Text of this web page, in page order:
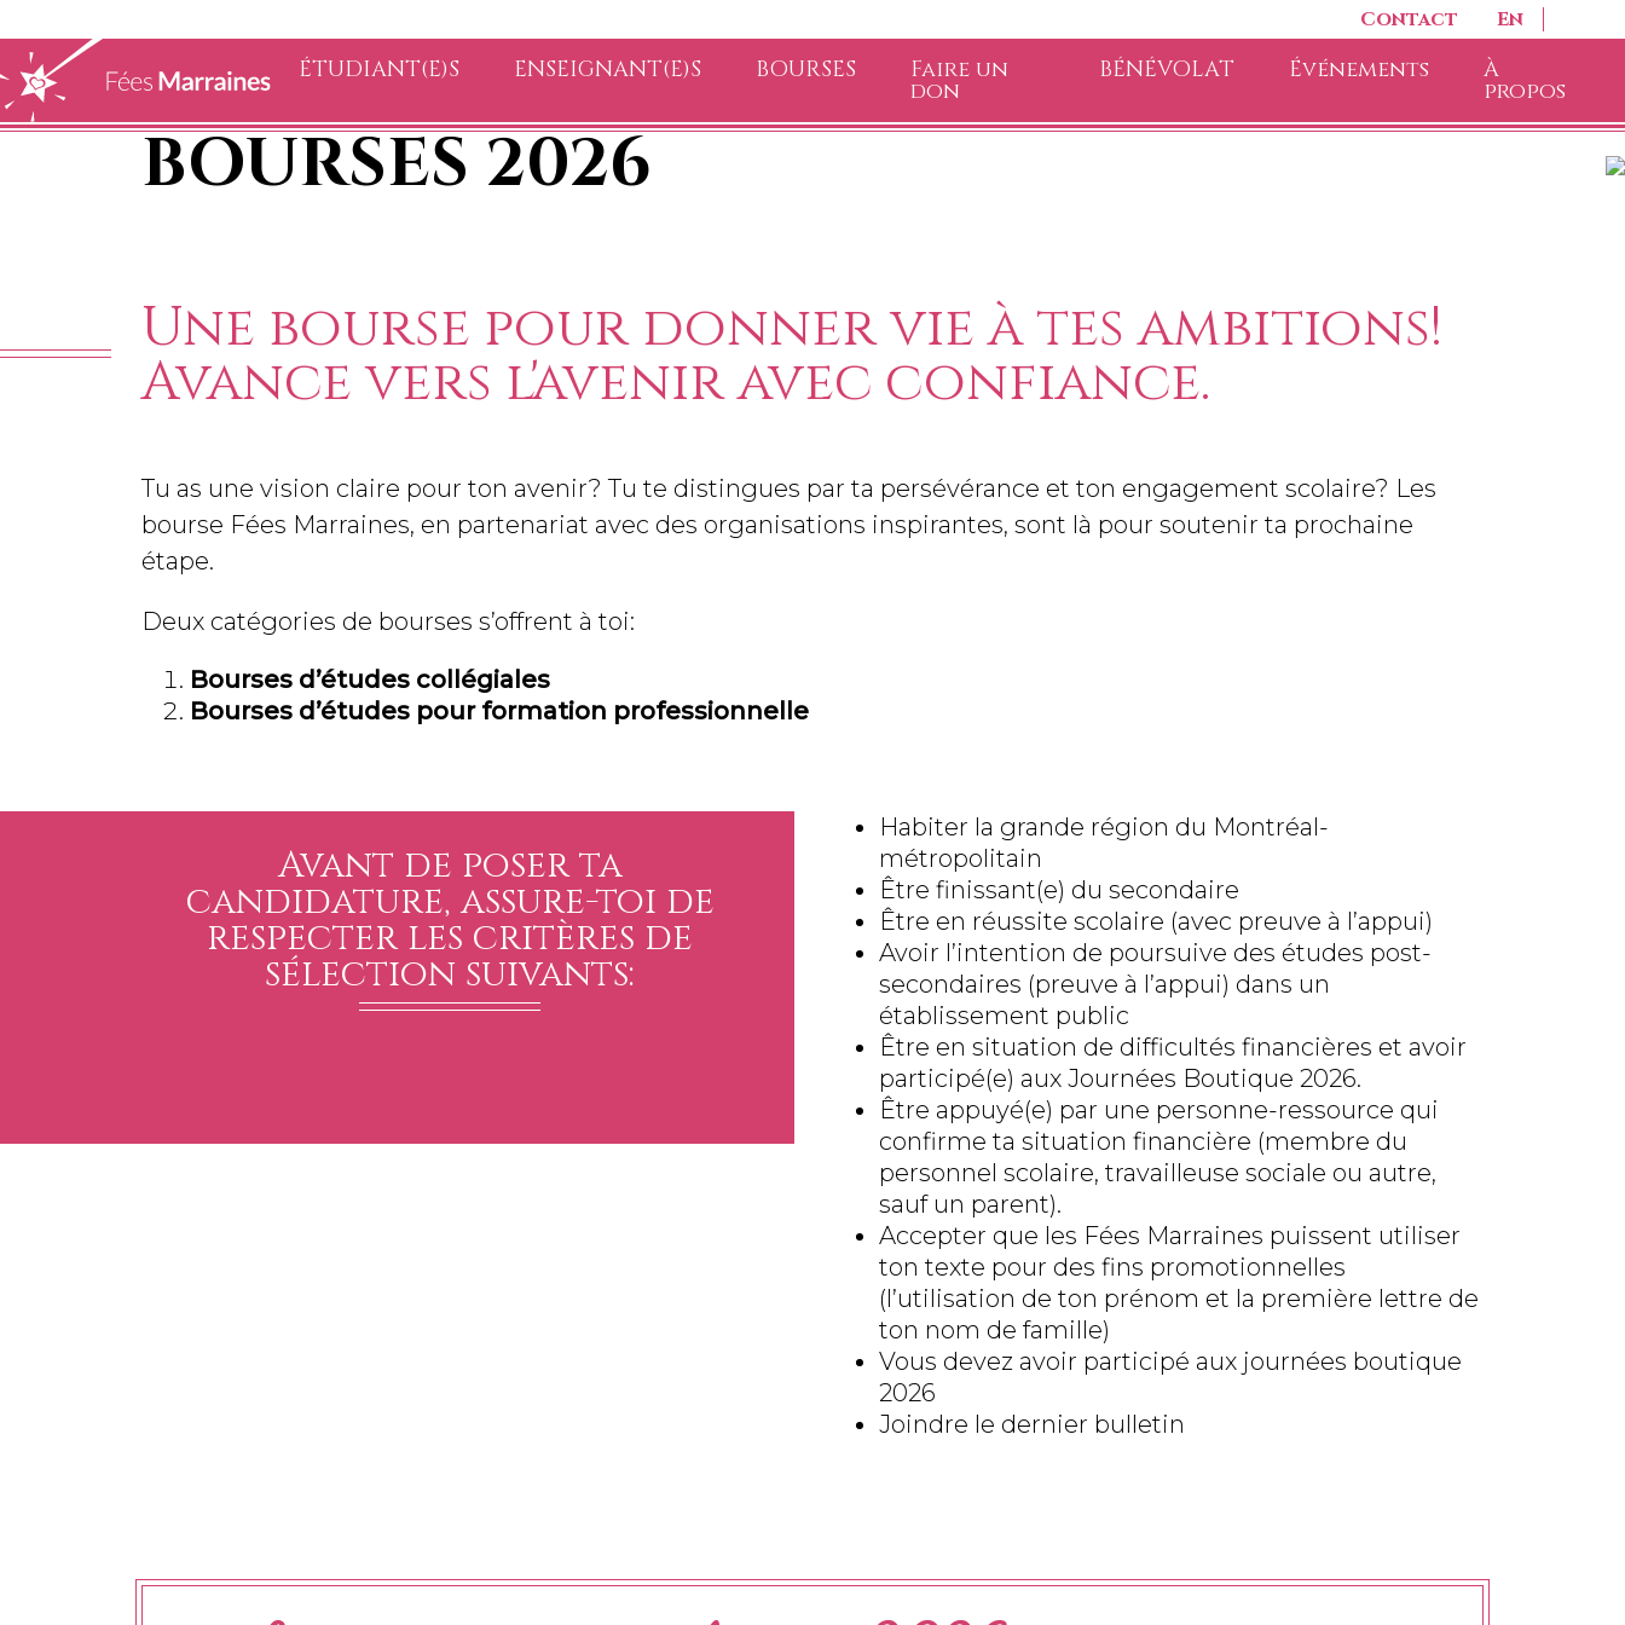
Contact En
ÉTUDIANT(E)S ENSEIGNANT(E)S BOURSES Faire un
don
BÉNÉVOLAT Événements À
propos
BOURSES 2026
Une bourse pour donner vie à tes ambitions!
Avance vers l'avenir avec confiance.
Tu as une vision claire pour ton avenir? Tu te distingues par ta persévérance et ton engagement scolaire? Les
bourse Fées Marraines, en partenariat avec des organisations inspirantes, sont là pour soutenir ta prochaine
étape.
Deux catégories de bourses s’offrent à toi:
Bourses d’études collégiales
Bourses d’études pour formation professionnelle
Avant de poser ta
candidature, assure-toi de
respecter les critères de
sélection suivants:
Habiter la grande région du Montréal-
métropolitain
Être finissant(e) du secondaire
Être en réussite scolaire (avec preuve à l’appui)
Avoir l’intention de poursuive des études post-
secondaires (preuve à l’appui) dans un
établissement public
Être en situation de difficultés financières et avoir
participé(e) aux Journées Boutique 2026.
Être appuyé(e) par une personne-ressource qui
confirme ta situation financière (membre du
personnel scolaire, travailleuse sociale ou autre,
sauf un parent).
Accepter que les Fées Marraines puissent utiliser
ton texte pour des fins promotionnelles
(l’utilisation de ton prénom et la première lettre de
ton nom de famille)
Vous devez avoir participé aux journées boutique
2026
Joindre le dernier bulletin